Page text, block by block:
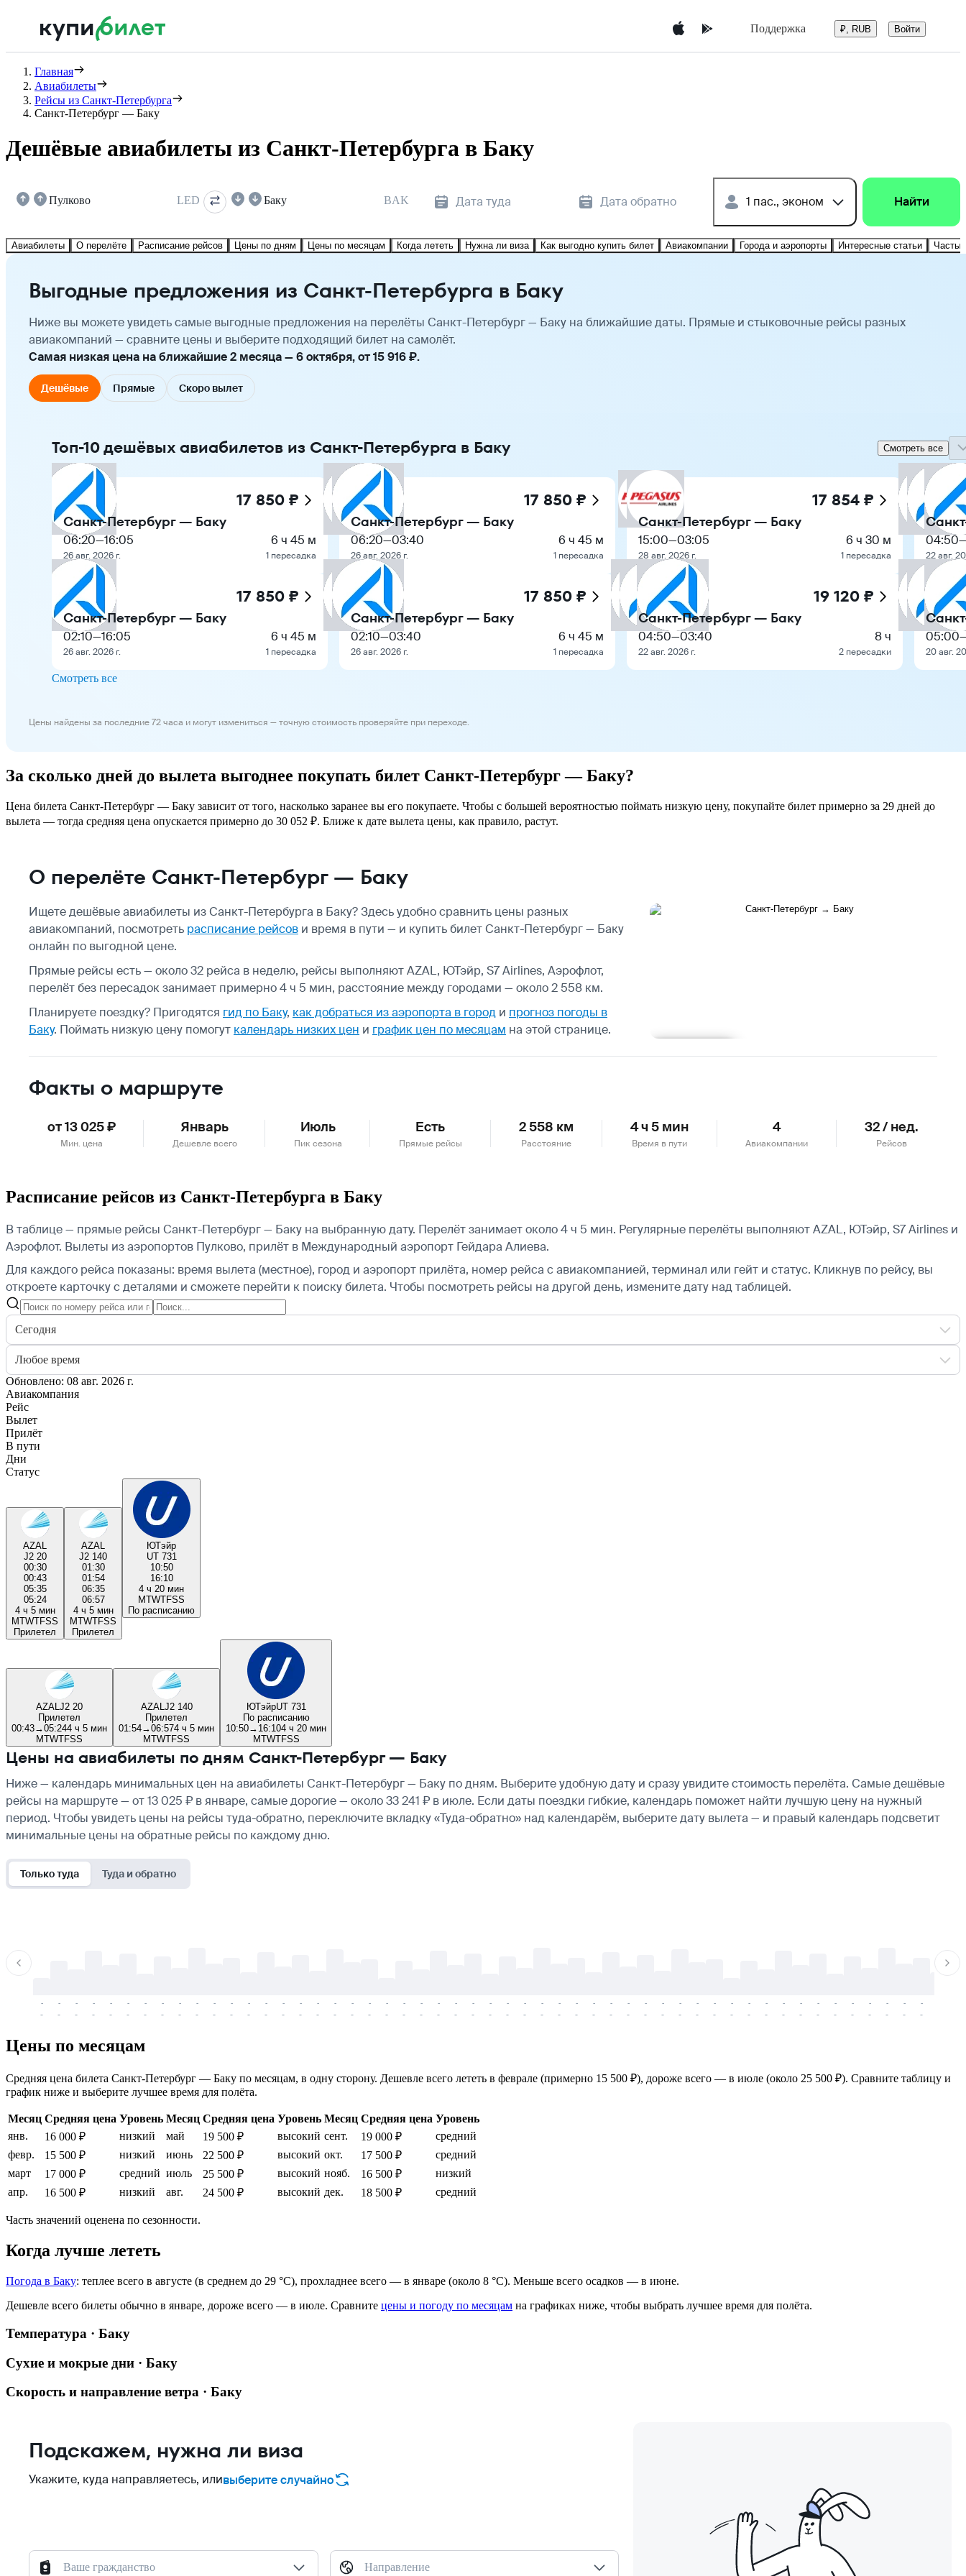
Поддержка ₽, RUB Войти
Главная
Авиабилеты
Рейсы из Санкт-Петербурга
Санкт-Петербург — Баку
Дешёвые авиабилеты из Санкт-Петербурга в Баку
Пулково LED Баку BAK Дата туда Дата обратно 1 пас., эконом Найти
Авиабилеты О перелёте Расписание рейсов Цены по дням Цены по месяцам Когда лететь Нужна ли виза Как выгодно купить билет Авиакомпании Города и аэропорты Интересные статьи
Выгодные предложения из Санкт-Петербурга в Баку
Ниже вы можете увидеть самые выгодные предложения на перелёты Санкт-Петербург — Баку на ближайшие даты. Прямые и стыковочные рейсы разных
авиакомпаний — сравните цены и выберите подходящий билет на самолёт.
Самая низкая цена на ближайшие 2 месяца — 6 октября, от 15 916 ₽.
Дешёвые Прямые Скоро вылет
Топ-10 дешёвых авиабилетов из Санкт-Петербурга в Баку Смотреть все
17 850 ₽
Санкт-Петербург — Баку
06:20—16:05
26 авг. 2026 г.
6 ч 45 м
1 пересадка
17 850 ₽
Санкт-Петербург — Баку
02:10—16:05
26 авг. 2026 г.
6 ч 45 м
1 пересадка
17 850 ₽
Санкт-Петербург — Баку
06:20—03:40
26 авг. 2026 г.
6 ч 45 м
1 пересадка
17 850 ₽
Санкт-Петербург — Баку
02:10—03:40
26 авг. 2026 г.
6 ч 45 м
1 пересадка
17 854 ₽
Санкт-Петербург — Баку
15:00—03:05
28 авг. 2026 г.
6 ч 30 м
1 пересадка
19 120 ₽
Санкт-Петербург — Баку
04:50—03:40
22 авг. 2026 г.
8 ч
2 пересадки
04:50
22 авг.
05:00
20 авг.
Смотреть все
Цены найдены за последние 72 часа и могут измениться — точную стоимость проверяйте при переходе.
За сколько дней до вылета выгоднее покупать билет Санкт-Петербург — Баку?
Цена билета Санкт-Петербург — Баку зависит от того, насколько заранее вы его покупаете. Чтобы с большей вероятностью поймать низкую цену, покупайте билет примерно за 29 дней до
вылета — тогда средняя цена опускается примерно до 30 052 ₽. Ближе к дате вылета цены, как правило, растут.
О перелёте Санкт-Петербург — Баку
Ищете дешёвые авиабилеты из Санкт-Петербурга в Баку? Здесь удобно сравнить цены разных
авиакомпаний, посмотреть расписание рейсов и время в пути — и купить билет Санкт-Петербург — Баку
онлайн по выгодной цене.
Прямые рейсы есть — около 32 рейса в неделю, рейсы выполняют AZAL, ЮТэйр, S7 Airlines, Аэрофлот,
перелёт без пересадок занимает примерно 4 ч 5 мин, расстояние между городами — около 2 558 км.
Планируете поездку? Пригодятся гид по Баку, как добраться из аэропорта в город и прогноз погоды в
Баку. Поймать низкую цену помогут календарь низких цен и график цен по месяцам на этой странице.
Факты о маршруте
от 13 025 ₽
Мин. цена
Январь
Дешевле всего
Июль
Пик сезона
Есть
Прямые рейсы
2 558 км
Расстояние
4 ч 5 мин
Время в пути
4
Авиакомпании
32 / нед.
Рейсов
Расписание рейсов из Санкт-Петербурга в Баку
В таблице — прямые рейсы Санкт-Петербург — Баку на выбранную дату. Перелёт занимает около 4 ч 5 мин. Регулярные перелёты выполняют AZAL, ЮТэйр, S7 Airlines и
Аэрофлот. Вылеты из аэропортов Пулково, прилёт в Международный аэропорт Гейдара Алиева.
Для каждого рейса показаны: время вылета (местное), город и аэропорт прилёта, номер рейса с авиакомпанией, терминал или гейт и статус. Кликнув по рейсу, вы
откроете карточку с деталями и сможете перейти к поиску билета. Чтобы посмотреть рейсы на другой день, измените дату над таблицей.
Сегодня
Любое время
Обновлено: 08 авг. 2026 г.
Авиакомпания
Рейс
Вылет
Прилёт
В пути
Дни
Статус
AZAL
J2 20
00:30
00:43
05:35
05:24
4 ч 5 мин
MTWTFSS
Прилетел
AZAL
J2 140
01:30
01:54
06:35
06:57
4 ч 5 мин
MTWTFSS
Прилетел
ЮТэйр
UT 731
10:50
16:10
4 ч 20 мин
MTWTFSS
По расписанию
AZAL J2 20
Прилетел
00:43→05:244 ч 5 мин
MTWTFSS
AZAL J2 140
Прилетел
01:54→06:574 ч 5 мин
MTWTFSS
ЮТэйрUT 731
По расписанию
10:50→ 16:104 ч 20 мин
MTWTFSS
Цены на авиабилеты по дням Санкт-Петербург — Баку
Ниже — календарь минимальных цен на авиабилеты Санкт-Петербург — Баку по дням. Выберите удобную дату и сразу увидите стоимость перелёта. Самые дешёвые
рейсы на маршруте — от 13 025 ₽ в январе, самые дорогие — около 33 241 ₽ в июле. Если даты поездки гибкие, календарь поможет найти лучшую цену на нужный
период. Чтобы увидеть цены на рейсы туда-обратно, переключите вкладку «Туда-обратно» над календарём, выберите дату вылета — и правый календарь подсветит
минимальные цены на обратные рейсы по каждому дню.
Только туда Туда и обратно
-
-
-
-
-
-
-
-
-
-
-
-
-
-
-
-
-
-
-
-
-
-
-
-
-
-
-
-
-
-
-
-
-
-
-
-
-
-
-
-
-
-
-
-
-
-
-
-
-
-
-
-
-
-
-
-
-
-
-
-
-
-
-
-
-
-
-
-
-
-
-
-
-
-
-
-
-
-
-
-
-
-
-
-
-
-
-
-
-
-
-
-
-
-
-
-
-
-
-
-
-
-
-
-
Цены по месяцам
Средняя цена билета Санкт-Петербург — Баку по месяцам, в одну сторону. Дешевле всего лететь в феврале (примерно 15 500 ₽), дороже всего — в июле (около 25 500 ₽). Сравните таблицу и
график ниже и выберите лучшее время для полёта.
Месяц Средняя цена Уровень Месяц Средняя цена Уровень Месяц Средняя цена Уровень
янв.
16 000 ₽ низкий май 19 500 ₽ высокий сент. 19 000 ₽
средний
февр.
15 500 ₽ низкий июнь 22 500 ₽ высокий окт. 17 500 ₽
средний
март
17 000 ₽ средний июль 25 500 ₽ высокий нояб. 16 500 ₽
низкий
апр.
16 500 ₽ низкий авг. 24 500 ₽ высокий дек. 18 500 ₽ средний
Часть значений оценена по сезонности.
Когда лучше лететь
Погода в Баку: теплее всего в августе (в среднем до 29 °C), прохладнее всего — в январе (около 8 °C). Меньше всего осадков — в июне.
Дешевле всего билеты обычно в январе, дороже всего — в июле. Сравните цены и погоду по месяцам на графиках ниже, чтобы выбрать лучшее время для полёта.
Температура · Баку
Сухие и мокрые дни · Баку
Скорость и направление ветра · Баку
Подскажем, нужна ли виза
Укажите, куда направляетесь, иливыберите случайно
Ваше гражданство Направление